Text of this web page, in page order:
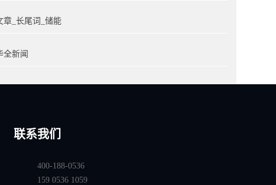
章_长尾词_储能
全新闻
联系我们
400-188-0536
159 0536 1059